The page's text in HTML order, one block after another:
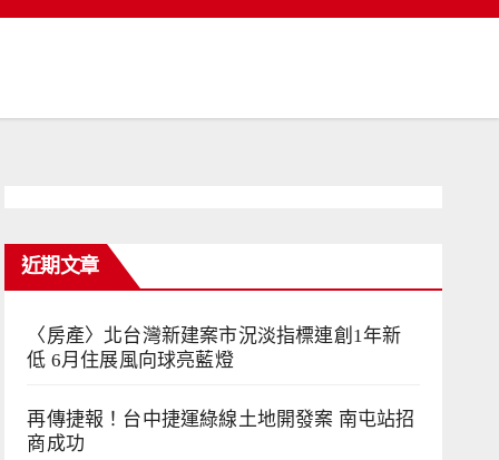
近期文章
〈房產〉北台灣新建案市況淡指標連創1年新
低 6月住展風向球亮藍燈
再傳捷報！台中捷運綠線土地開發案 南屯站招
商成功